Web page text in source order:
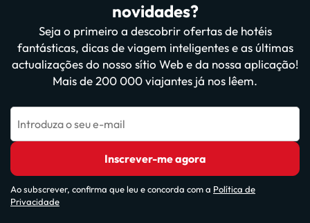
novidades?
Seja o primeiro a descobrir ofertas de hotéis
fantásticas, dicas de viagem inteligentes e as últimas
actualizações do nosso sítio Web e da nossa aplicação!
Mais de 200 000 viajantes já nos lêem.
Introduza o seu e-mail
Inscrever-me agora
Ao subscrever, confirma que leu e concorda com a Política de
Privacidade